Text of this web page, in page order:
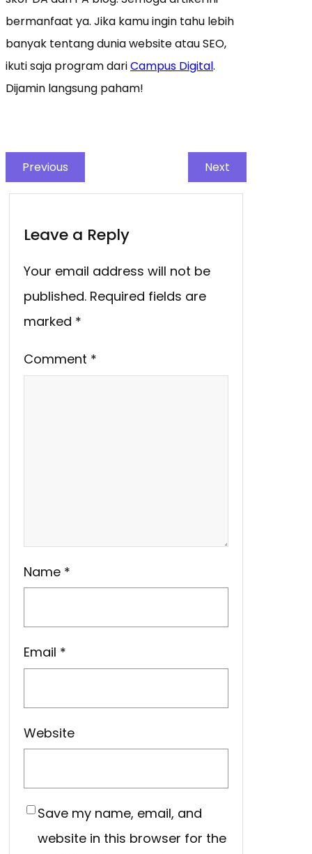
bermanfaat ya. Jika kamu ingin tahu lebih
banyak tentang dunia website atau SEO,
ikuti saja program dariCampus Digital.
Dijamin langsung paham!
Previous Next
Leave a Reply
Your email address will not be
published. Required fields are
marked *
Comment *
Name *
Email *
Website
Save my name, email, and
website in this browser for the